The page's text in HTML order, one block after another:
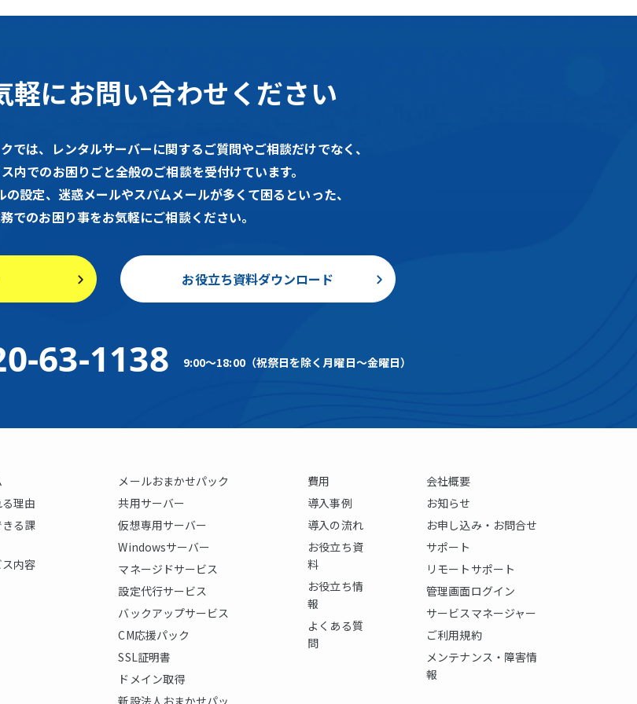
軽にお問い合わせください
では、レンタルサーバーに関するご質問やご相談だけでなく、
内でのお困りごと全般のご相談を受付けています。
設定、迷惑メールやスパムメールが多くて困るといった、
でのお困り事をお気軽にご相談ください。
お役立ち資料ダウンロード
63-1138 9:00～18:00（祝祭日を除く月曜日～金曜日）
理由
る課
内容
メールおまかせパック
共用サーバー
仮想専用サーバー
Windowsサーバー
マネージドサービス
設定代行サービス
バックアップサービス
CM応援パック
SSL証明書
ドメイン取得
新設法人おまかせパッ
費用
導入事例
導入の流れ
お役立ち資
料
お役立ち情
報
よくある質
問
会社概要
お知らせ
お申し込み・お問合せ
サポート
リモートサポート
管理画面ログイン
サービスマネージャー
ご利用規約
メンテナンス・障害情
報